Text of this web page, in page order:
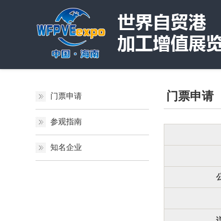
门票申请
参观指南
知名企业
门票申请